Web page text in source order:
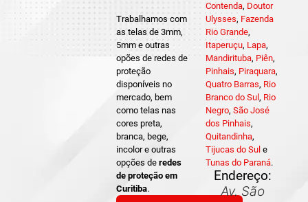
Trabalhamos com
as telas de 3mm,
5mm e outras
opões de redes de
proteção
disponíveis no
mercado, bem
como telas nas
cores preta,
branca, bege,
incolor e outras
opções deredes
de proteção em
Curitiba.
Contenda, Doutor
Ulysses, Fazenda
Rio Grande,
Itaperuçu, Lapa,
Mandirituba, Piên,
Pinhais, Piraquara,
Quatro Barras, Rio
Branco do Sul , Rio
Negro, São José
dos Pinhais,
Quitandinha,
Tijucas do Sul e
Tunas do Paraná.
Endereço:
Av. São